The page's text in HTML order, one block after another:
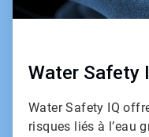
Water Safety
Water Safety IQ
risques liés à l’eau